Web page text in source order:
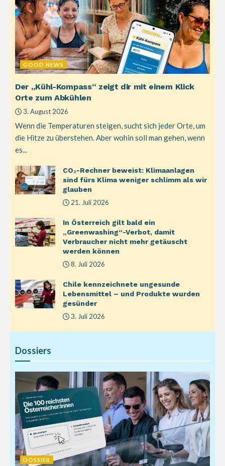
GOOD NEWS
Der „Kühl-Kompass“ zeigt dir mit einem Klick
Orte zum Abkühlen
3. August 2026
Wenn die Temperaturen steigen, sucht sich jeder Orte, um
die Hitze zu überstehen. Aber wohin soll man gehen, wenn
es...
CO₂-Rechner beweist: Klimaanlagen
sind fürs Klima weniger schlimm als wir
glauben
21. Juli 2026
In Österreich gilt bald ein
„Greenwashing“-Verbot, damit
Verbraucher nicht mehr getäuscht
werden können
8. Juli 2026
Chile kennzeichnete ungesunde
Lebensmittel – und Produkte wurden
gesünder
3. Juli 2026
Dossiers
DOSSIER